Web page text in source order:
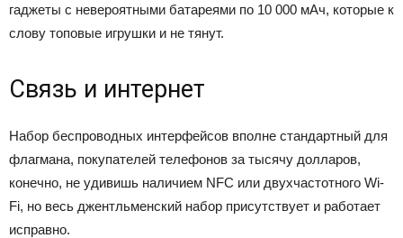
гаджеты с невероятными батареями по 10 000 мАч, которые к
слову топовые игрушки и не тянут.
Связь и интернет
Набор беспроводных интерфейсов вполне стандартный для
флагмана, покупателей телефонов за тысячу долларов,
конечно, не удивишь наличием NFC или двухчастотного Wi-
Fi, но весь джентльменский набор присутствует и работает
исправно.